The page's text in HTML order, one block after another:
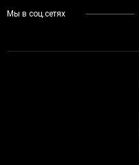
Мы в соц.сетях